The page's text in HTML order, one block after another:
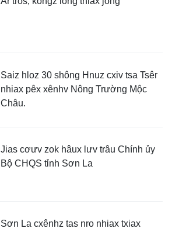
Saiz hloz 30 shông Hnuz cxiv tsa Tsêr
nhiax pêx xênhv Nông Trường Mộc
Châu.
Jias cơưv zok hâux lưv trâu Chính ủy
Bộ CHQS tỉnh Sơn La
Sơn La cxênhz tas nro nhiax txiax